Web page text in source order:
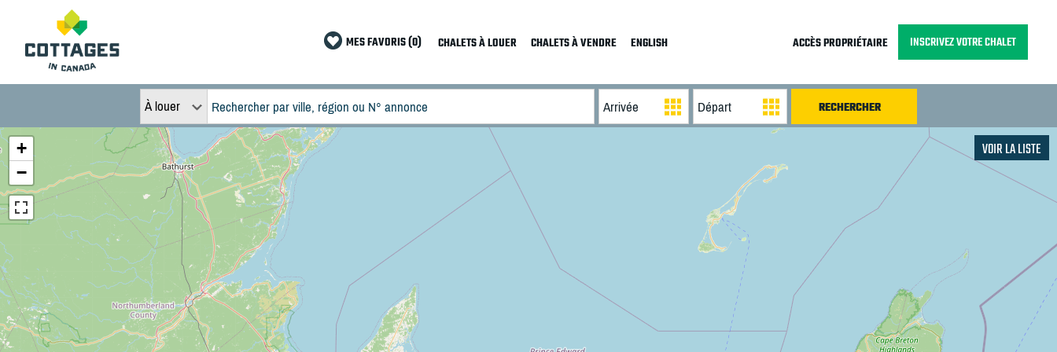
MES FAVORIS (0) CHALETS À LOUER CHALETS À VENDRE ENGLISH ACCÈS PROPRIÉTAIRE INSCRIVEZ VOTRE CHALET
À louer
+
−
VOIR LA LISTE